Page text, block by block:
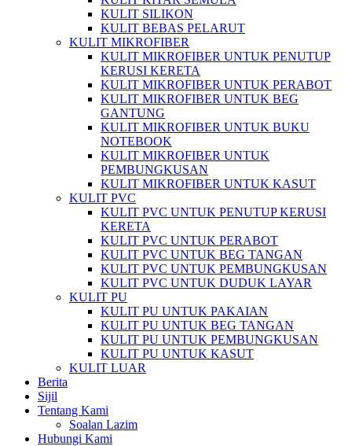
KULIT SILIKON
KULIT BEBAS PELARUT
KULIT MIKROFIBER
KULIT MIKROFIBER UNTUK PENUTUP
KERUSI KERETA
KULIT MIKROFIBER UNTUK PERABOT
KULIT MIKROFIBER UNTUK BEG
GANTUNG
KULIT MIKROFIBER UNTUK BUKU
NOTEBOOK
KULIT MIKROFIBER UNTUK
PEMBUNGKUSAN
KULIT MIKROFIBER UNTUK KASUT
KULIT PVC
KULIT PVC UNTUK PENUTUP KERUSI
KERETA
KULIT PVC UNTUK PERABOT
KULIT PVC UNTUK BEG TANGAN
KULIT PVC UNTUK PEMBUNGKUSAN
KULIT PVC UNTUK DUDUK LAYAR
KULIT PU
KULIT PU UNTUK PAKAIAN
KULIT PU UNTUK BEG TANGAN
KULIT PU UNTUK PEMBUNGKUSAN
KULIT PU UNTUK KASUT
KULIT LUAR
Berita
Sijil
Tentang Kami
Soalan Lazim
Hubungi Kami